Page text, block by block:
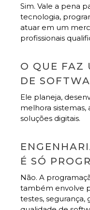
Sim. Vale a pena
tecnologia,
atuar em um
profissionais
O QUE FAZ
DE
Ele planeja,
melhora sistemas,
soluções digitais.
É SÓ
Não. A
também envolve
testes, segurança,